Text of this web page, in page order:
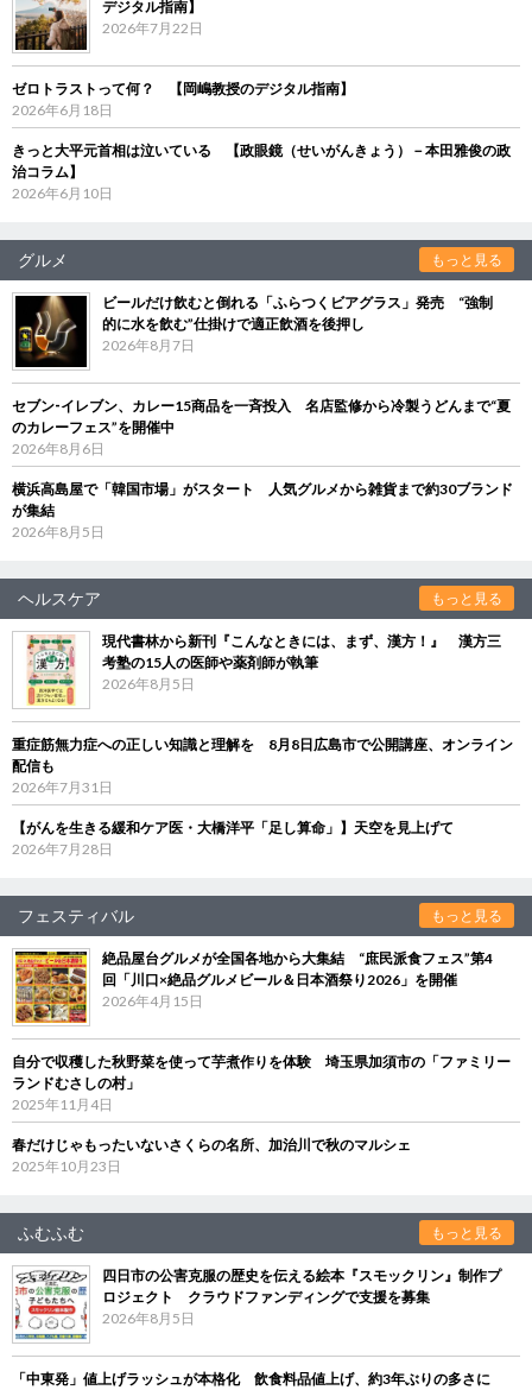
デジタル指南】
2026年7月22日
ゼロトラストって何？ 【岡嶋教授のデジタル指南】
2026年6月18日
きっと大平元首相は泣いている 【政眼鏡（せいがんきょう）－本田雅俊の政
治コラム】
2026年6月10日
グルメ もっと見る
ビールだけ飲むと倒れる「ふらつくビアグラス」発売 “強制
的に水を飲む”仕掛けで適正飲酒を後押し
2026年8月7日
セブン‐イレブン、カレー15商品を一斉投入 名店監修から冷製うどんまで“夏
のカレーフェス”を開催中
2026年8月6日
横浜高島屋で「韓国市場」がスタート 人気グルメから雑貨まで約30ブランド
が集結
2026年8月5日
ヘルスケア もっと見る
現代書林から新刊『こんなときには、まず、漢方！』 漢方三
考塾の15人の医師や薬剤師が執筆
2026年8月5日
重症筋無力症への正しい知識と理解を 8月8日広島市で公開講座、オンライン
配信も
2026年7月31日
【がんを生きる緩和ケア医・大橋洋平「足し算命」】天空を見上げて
2026年7月28日
フェスティバル もっと見る
絶品屋台グルメが全国各地から大集結 “庶民派食フェス”第4
回「川口×絶品グルメビール＆日本酒祭り2026」を開催
2026年4月15日
自分で収穫した秋野菜を使って芋煮作りを体験 埼玉県加須市の「ファミリー
ランドむさしの村」
2025年11月4日
春だけじゃもったいないさくらの名所、加治川で秋のマルシェ
2025年10月23日
ふむふむ もっと見る
四日市の公害克服の歴史を伝える絵本『スモックリン』制作プ
ロジェクト クラウドファンディングで支援を募集
2026年8月5日
「中東発」値上げラッシュが本格化 飲食料品値上げ、約3年ぶりの多さに